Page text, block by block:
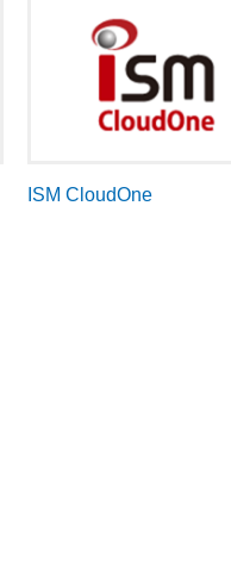
ISM CloudOne